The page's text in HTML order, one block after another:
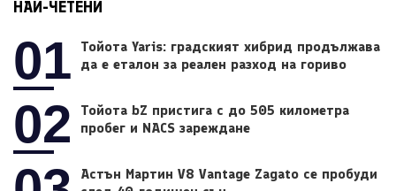
НАЙ-ЧЕТЕНИ
01
Тойота Yaris: градският хибрид продължава
да е еталон за реален разход на гориво
02
Тойота bZ пристига с до 505 километра
пробег и NACS зареждане
Астън Мартин V8 Vantage Zagato се пробуди